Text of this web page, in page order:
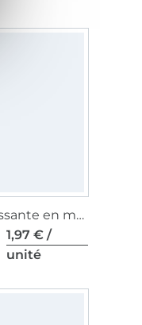
Boucle coulissante en métal, 40 mm, laiton antique brossé
1,97 € /
unité